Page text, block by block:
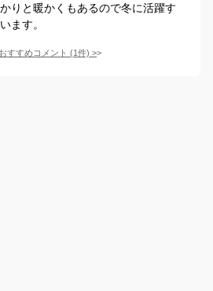
りと暖かくもあるので冬に活躍す
ます。
すすめコメント (1件) >